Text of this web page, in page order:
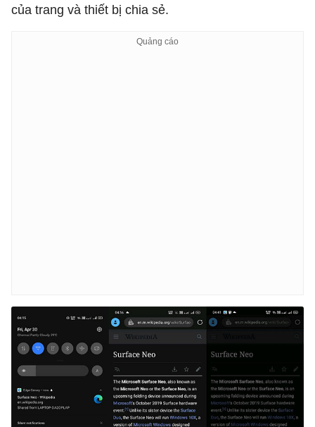
của trang và thiết bị chia sẻ.